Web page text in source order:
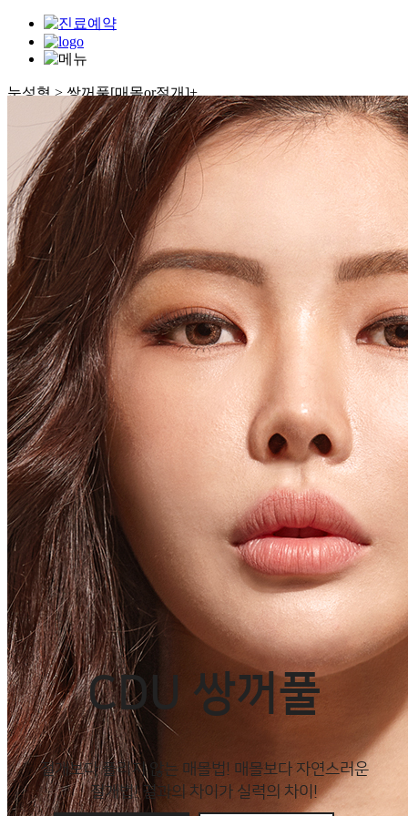
눈성형 > 쌍꺼풀[매몰or절개]+
눈썹하거상
쌍꺼풀[매몰or절개]
눈매교정
눈밑수술
중년눈수술
남자눈수술
멀티트임
눈재수술
CDU 쌍꺼풀
절개보다 풀리지 않는 매몰법! 매몰보다 자연스러운
절개법! 결과의 차이가 실력의 차이!